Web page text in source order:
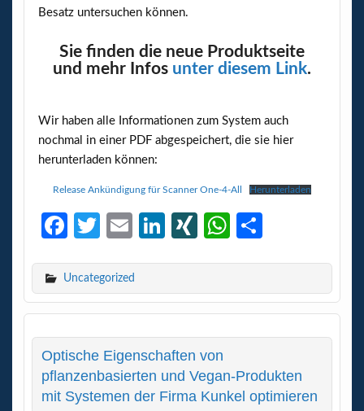
Besatz untersuchen können.
Sie finden die neue Produktseite
und mehr Infos unter diesem Link.
Wir haben alle Informationen zum System auch
nochmal in einer PDF abgespeichert, die sie hier
herunterladen können:
Release Ankündigung für Scanner One-4-All Herunterladen
Fa
b
o
k
T
itt
er
E
ail
Li
dI
XI
W
s
p
n
Uncategorized
Optische Eigenschaften von
pflanzenbasierten und Vegan-Produkten
mit Systemen der Firma Kunkel optimieren